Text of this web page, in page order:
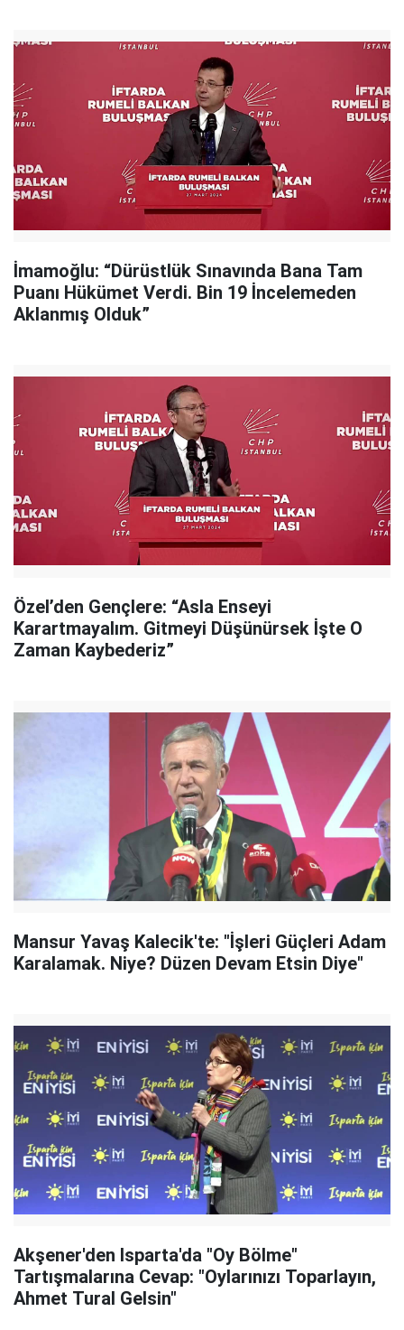
İmamoğlu: “Dürüstlük Sınavında Bana Tam
Puanı Hükümet Verdi. Bin 19 İncelemeden
Aklanmış Olduk”
Özel’den Gençlere: “Asla Enseyi
Karartmayalım. Gitmeyi Düşünürsek İşte O
Zaman Kaybederiz”
Mansur Yavaş Kalecik'te: "İşleri Güçleri Adam
Karalamak. Niye? Düzen Devam Etsin Diye"
Akşener'den Isparta'da "Oy Bölme"
Tartışmalarına Cevap: "Oylarınızı Toparlayın,
Ahmet Tural Gelsin"